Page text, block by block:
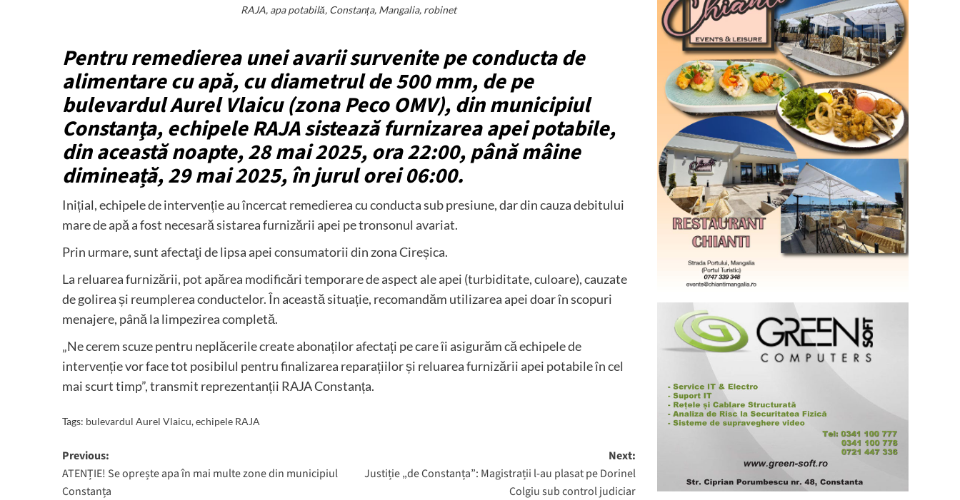
RAJA, apa potabilă, Constanța, Mangalia, robinet
Pentru remedierea unei avarii survenite pe conducta de
alimentare cu apă, cu diametrul de 500 mm, de pe
bulevardul Aurel Vlaicu (zona Peco OMV), din municipiul
Constanţa, echipele RAJA sistează furnizarea apei potabile,
din această noapte, 28 mai 2025, ora 22:00, până mâine
dimineață, 29 mai 2025, în jurul orei 06:00.
Inițial, echipele de intervenție au încercat remedierea cu conducta sub presiune, dar din cauza debitului
mare de apă a fost necesară sistarea furnizării apei pe tronsonul avariat.
Prin urmare, sunt afectaţi de lipsa apei consumatorii din zona Cireșica.
La reluarea furnizării, pot apărea modificări temporare de aspect ale apei (turbiditate, culoare), cauzate
de golirea și reumplerea conductelor. În această situație, recomandăm utilizarea apei doar în scopuri
menajere, până la limpezirea completă.
„Ne cerem scuze pentru neplăcerile create abonaților afectați pe care îi asigurăm că echipele de
intervenție vor face tot posibilul pentru finalizarea reparațiilor și reluarea furnizării apei potabile în cel
mai scurt timp”, transmit reprezentanții RAJA Constanța.
Tags: bulevardul Aurel Vlaicu,echipele RAJA
Post
navigation
Previous:
ATENȚIE! Se oprește apa în mai multe zone din municipiul
Constanța
Next:
Justiție „de Constanța”: Magistrații l-au plasat pe Dorinel
Colgiu sub control judiciar